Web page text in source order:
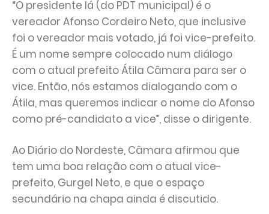
“O presidente lá (do PDT municipal) é o
vereador Afonso Cordeiro Neto, que inclusive
foi o vereador mais votado, já foi vice-prefeito.
É um nome sempre colocado num diálogo
com o atual prefeito Átila Câmara para ser o
vice. Então, nós estamos dialogando com o
Átila, mas queremos indicar o nome do Afonso
como pré-candidato a vice”, disse o dirigente.
Ao Diário do Nordeste, Câmara afirmou que
tem uma boa relação com o atual vice-
prefeito, Gurgel Neto, e que o espaço
secundário na chapa ainda é discutido.